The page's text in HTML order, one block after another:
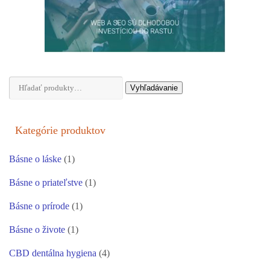
Hľadať: Vyhľadávanie
Kategórie produktov
Básne o láske (1)
Básne o priateľstve (1)
Básne o prírode (1)
Básne o živote (1)
CBD dentálna hygiena (4)